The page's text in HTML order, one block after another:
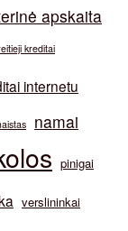
apskaita
kreditai
internetu
namai
pinigai
verslininkai